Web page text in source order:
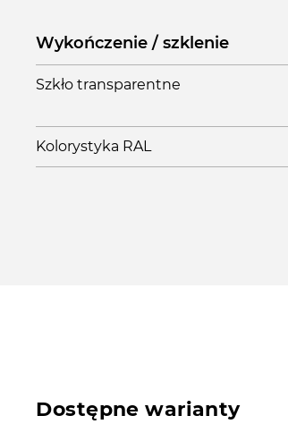
Wykończenie / szklenie
Szkło transparentne
Kolorystyka RAL
Dostępne warianty